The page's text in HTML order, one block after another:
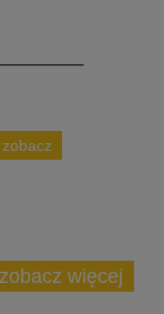
zobacz
zobacz więcej